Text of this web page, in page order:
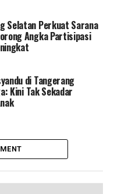
Selatan Perkuat Sarana
Angka Partisipasi
di Tangerang
Kini Tak Sekadar